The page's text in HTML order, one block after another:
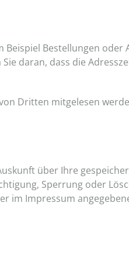
Bestellungen oder
daran, dass die
Dritten mitgelesen
über Ihre
Sperrung oder
im Impressum